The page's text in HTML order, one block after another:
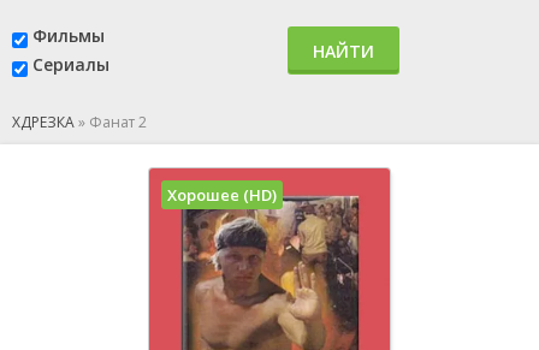
Фильмы
Сериалы
НАЙТИ
ХДРЕЗКА» Фанат 2
Хорошее (HD)